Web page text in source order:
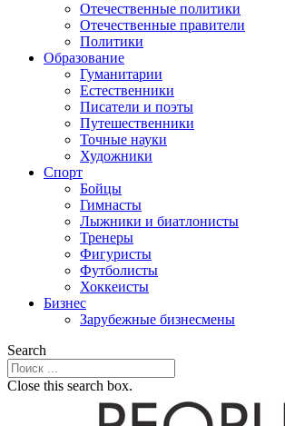
Отечественные политики
Отечественные правители
Политики
Образование
Гуманитарии
Естественники
Писатели и поэты
Путешественники
Точные науки
Художники
Спорт
Бойцы
Гимнасты
Лыжники и биатлонисты
Тренеры
Фигуристы
Футболисты
Хоккеисты
Бизнес
Зарубежные бизнесмены
Search
Close this search box.